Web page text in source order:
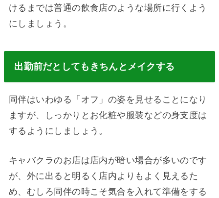
けるまでは普通の飲食店のような場所に行くよう
にしましょう。
出勤前だとしてもきちんとメイクする
同伴はいわゆる「オフ」の姿を見せることになり
ますが、しっかりとお化粧や服装などの身支度は
するようにしましょう。
キャバクラのお店は店内が暗い場合が多いのです
が、外に出ると明るく店内よりもよく見えるた
め、むしろ同伴の時こそ気合を入れて準備をする